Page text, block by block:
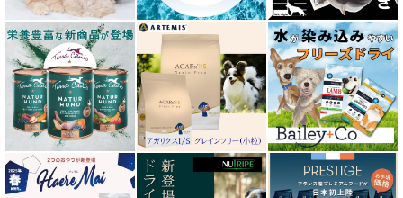
エクイリブリア EQUILIBRIA
エンパイア EMPIRE
オージー ラム プラス Aussie Lamb Plus
カントリーロード Country Roads
キアオラ kiaora